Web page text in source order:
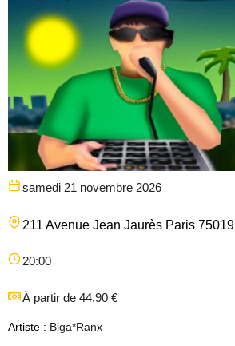
samedi 21 novembre 2026
211 Avenue Jean Jaurès Paris 75019
20:00
À partir de 44.90 €
Artiste : Biga*Ranx